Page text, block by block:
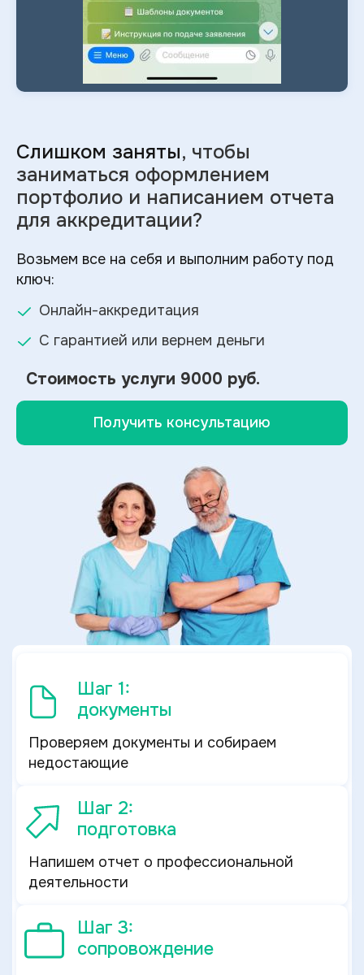
Слишком заняты, чтобы
заниматься оформлением
портфолио и написанием отчета
для аккредитации?
Возьмем все на себя и выполним работу под
ключ:
Онлайн-аккредитация
С гарантией или вернем деньги
Стоимость услуги 9000 руб.
Получить консультацию
Шаг 1:
документы
Проверяем документы и собираем
недостающие
Шаг 2:
подготовка
Напишем отчет о профессиональной
деятельности
Шаг 3:
сопровождение